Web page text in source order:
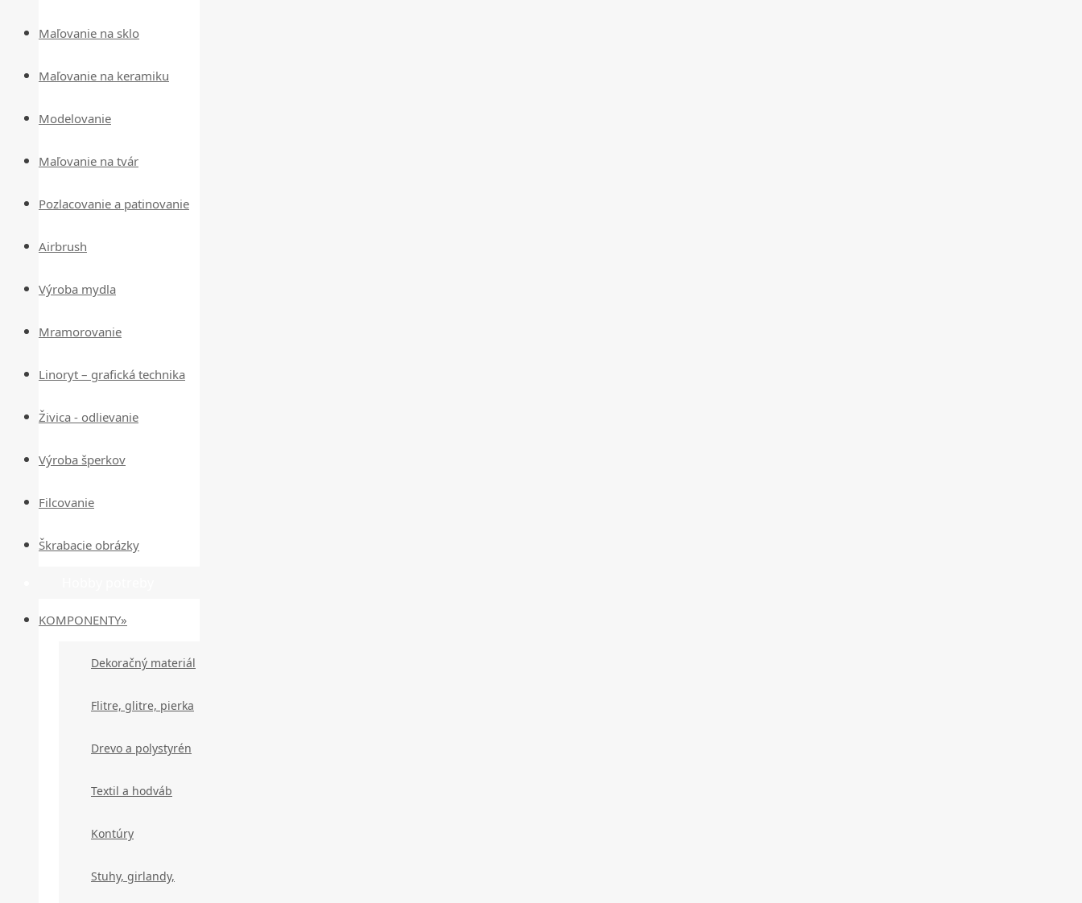
Maľovanie na sklo
Maľovanie na keramiku
Modelovanie
Maľovanie na tvár
Pozlacovanie a patinovanie
Airbrush
Výroba mydla
Mramorovanie
Linoryt – grafická technika
Živica - odlievanie
Výroba šperkov
Filcovanie
Škrabacie obrázky
KOMPONENTY»
Dekoračný materiál
Flitre, glitre, pierka
Drevo a polystyrén
Textil a hodváb
Kontúry
Stuhy, girlandy,